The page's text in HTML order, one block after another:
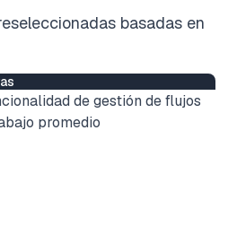
basadas en
de gestión de flujos
promedio